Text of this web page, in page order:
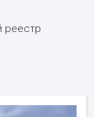
реестр